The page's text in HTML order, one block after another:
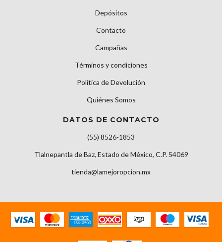
Depósitos
Contacto
Campañas
Términos y condiciones
Política de Devolución
Quiénes Somos
DATOS DE CONTACTO
(55) 8526-1853
Tlalnepantla de Baz, Estado de México, C.P. 54069
tienda@lamejoropcion.mx